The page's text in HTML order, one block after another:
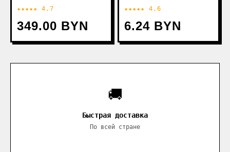
★★★★★ 4.7
349.00 BYN
★★★★★ 4.6
6.24 BYN
🚚
Быстрая доставка
По всей стране